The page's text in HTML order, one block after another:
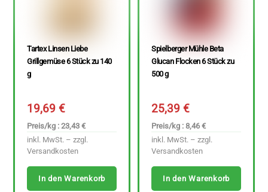
Tartex Linsen Liebe
Grillgemüse 6 Stück zu 140
g
19,69€
Preis/kg : 23,43 €
inkl. MwSt. – zzgl.
Versandkosten
In den Warenkorb
Spielberger Mühle Beta
Glucan Flocken 6 Stück zu
500 g
25,39€
Preis/kg : 8,46 €
inkl. MwSt. – zzgl.
Versandkosten
In den Warenkorb